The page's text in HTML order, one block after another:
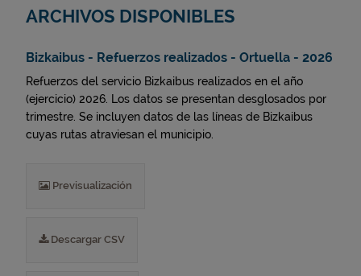
ARCHIVOS DISPONIBLES
Bizkaibus - Refuerzos realizados - Ortuella - 2026
Refuerzos del servicio Bizkaibus realizados en el año
(ejercicio) 2026. Los datos se presentan desglosados por
trimestre. Se incluyen datos de las líneas de Bizkaibus
cuyas rutas atraviesan el municipio.
Previsualización
Descargar CSV